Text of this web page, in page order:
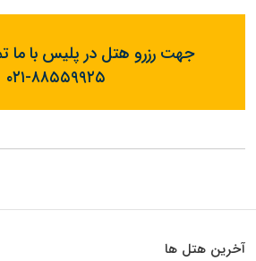
جهت رزرو هتل در پلیس با ما
۰۲۱-۸۸۵۵۹۹۲۵
آخرین هتل ها